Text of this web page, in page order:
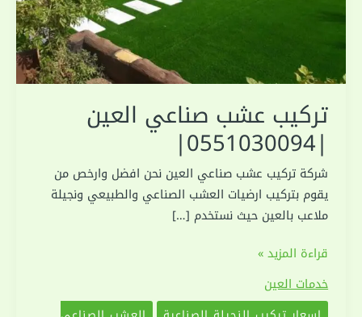
تركيب عشب صناعي العين
|0551030094|
شركة تركيب عشب صناعي العين نحن افضل وارخص من
يقوم بتركيب ارضيات العشب الصناعي والطبيعي ونجيلة
ملاعب بالعين حيث نستخدم […]
تركيب
عشب
صناعي
قراءة المزيد »
خدمات العين